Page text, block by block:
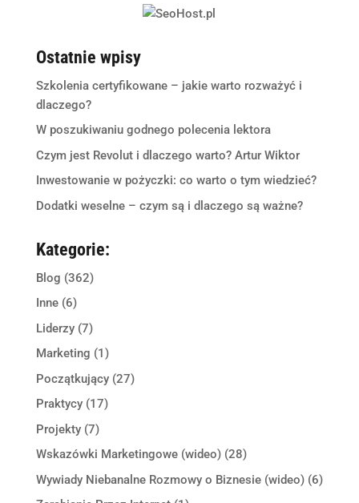
Ostatnie wpisy
Szkolenia certyfikowane – jakie warto rozważyć i
dlaczego?
W poszukiwaniu godnego polecenia lektora
Czym jest Revolut i dlaczego warto? Artur Wiktor
Inwestowanie w pożyczki: co warto o tym wiedzieć?
Dodatki weselne – czym są i dlaczego są ważne?
Kategorie:
Blog (362)
Inne(6)
Liderzy(7)
Marketing (1)
Początkujący(27)
Praktycy(17)
Projekty(7)
Wskazówki Marketingowe (wideo)(28)
Wywiady Niebanalne Rozmowy o Biznesie (wideo)(6)